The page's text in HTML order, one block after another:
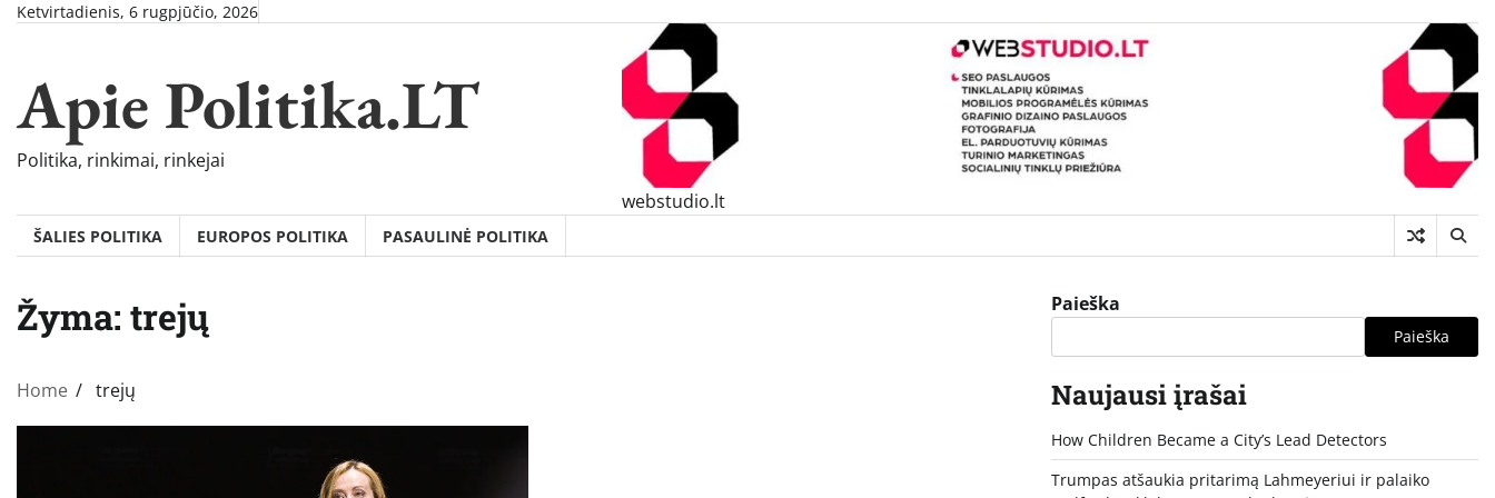
SkipKetvirtadienis, 6 rugpjūčio, 2026
Apie Politika.LT
Politika, rinkimai, rinkejai
webstudio.lt
ŠALIES POLITIKA EUROPOS POLITIKA PASAULINĖ POLITIKA
Žyma: trejų
Home trejų
Paieška
Paieška
Naujausi įrašai
How Children Became a City’s Lead Detectors
Trumpas atšaukia pritarimą Lahmeyeriui ir palaiko